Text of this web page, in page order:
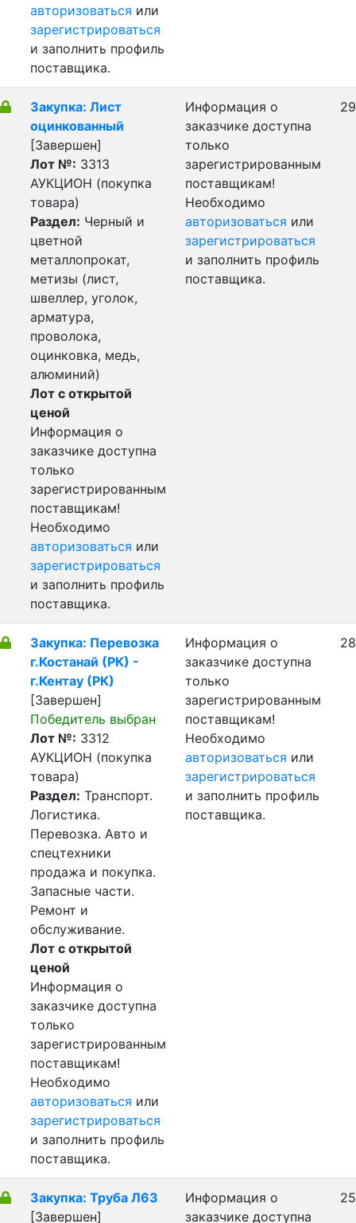
авторизоваться или
зарегистрироваться
и заполнить профиль
поставщика.
Закупка: Лист
оцинкованный
[Завершен]
Лот №: 3313
АУКЦИОН (покупка
товара)
Раздел: Черный и
цветной
металлопрокат,
метизы (лист,
швеллер, уголок,
арматура,
проволока,
оцинковка, медь,
алюминий)
Лот с открытой
ценой
Информация о
заказчике доступна
только
зарегистрированным
поставщикам!
Необходимо
авторизоваться или
зарегистрироваться
и заполнить профиль
поставщика.
Информация о
заказчике доступна
только
зарегистрированным
поставщикам!
Необходимо
авторизоваться или
зарегистрироваться
и заполнить профиль
поставщика.
Закупка: Перевозка
г.Костанай (РК) -
г.Кентау (РК)
[Завершен]
Победитель выбран
Лот №: 3312
АУКЦИОН (покупка
товара)
Раздел: Транспорт.
Логистика.
Перевозка. Авто и
спецтехники
продажа и покупка.
Запасные части.
Ремонт и
обслуживание.
Лот с открытой
ценой
Информация о
заказчике доступна
только
зарегистрированным
поставщикам!
Необходимо
авторизоваться или
зарегистрироваться
и заполнить профиль
поставщика.
Информация о
заказчике доступна
только
зарегистрированным
поставщикам!
Необходимо
авторизоваться или
зарегистрироваться
и заполнить профиль
поставщика.
Закупка: Труба Л63
[Завершен]
Информация о
заказчике доступна